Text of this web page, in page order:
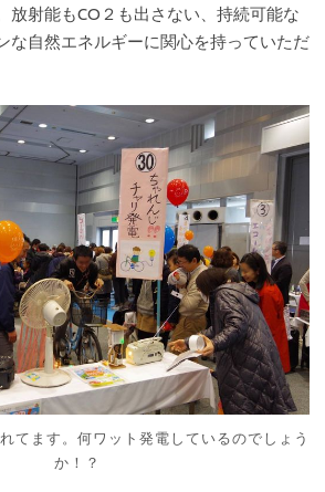
放射能もCO２も出さない、持続可能な
な自然エネルギーに関心を持っていただ
てます。何ワット発電しているのでしょう
か！？